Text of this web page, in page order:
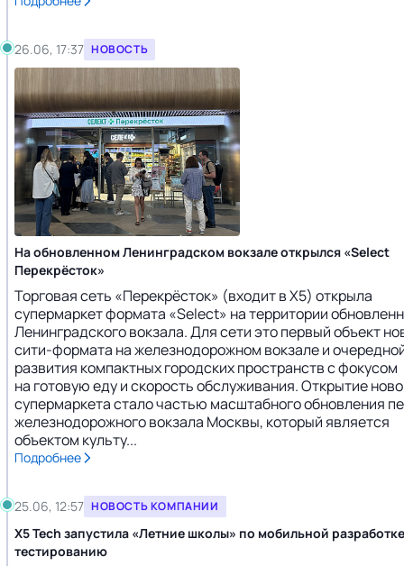
26.06, 17:37 НОВОСТЬ
На обновленном Ленинградском вокзале открылся «Select
Перекрёсток»
Торговая сеть «Перекрёсток» (входит в X5) открыла
супермаркет формата «Select» на территории
Ленинградского вокзала. Для сети это первый объект
сити-формата на железнодорожном вокзале и
развития компактных городских пространств с фокусом
на готовую еду и скорость обслуживания. Открытие
супермаркета стало частью масштабного обновления
железнодорожного вокзала Москвы, который является
объектом культу...
Подробнее
25.06, 12:57 НОВОСТЬ КОМПАНИИ
Х5 Tech запустила «Летние школы» по мобильной
тестированию